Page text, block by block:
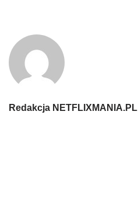
Redakcja NETFLIXMANIA.PL